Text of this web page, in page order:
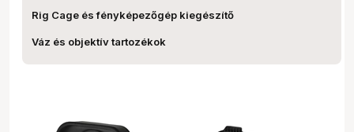
Rig Cage és fényképezőgép kiegészítő
Váz és objektív tartozékok